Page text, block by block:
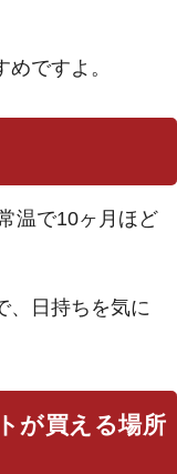
ですよ。
温で10ヶ月ほど
、日持ちを気に
が買える場所